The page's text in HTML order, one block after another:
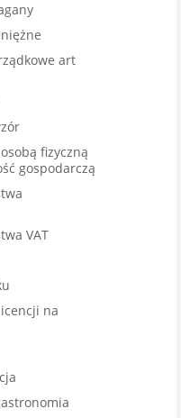
art
fizyczną
gospodarczą
VAT
na